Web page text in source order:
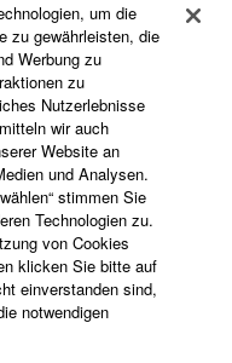
um die
zu gewährleisten, die
Werbung zu
zu
Nutzerlebnisse
wir auch
Website an
und Analysen.
stimmen Sie
Technologien zu.
von Cookies
klicken Sie bitte auf
einverstanden sind,
notwendigen